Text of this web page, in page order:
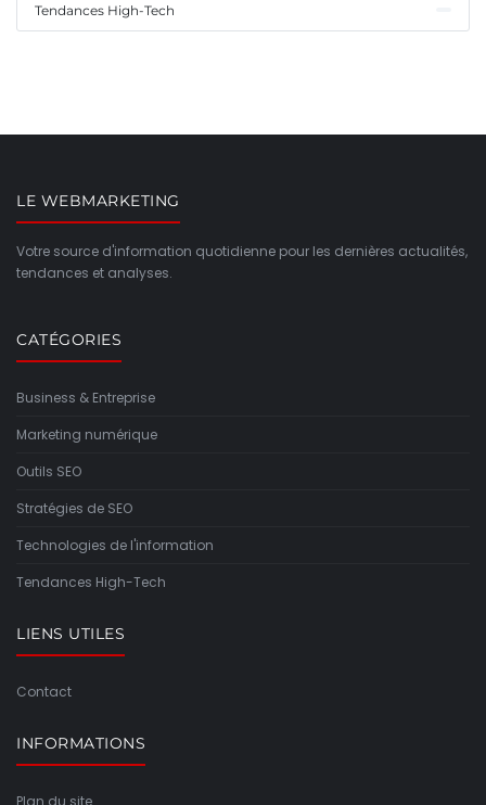
Tendances High-Tech
LE WEBMARKETING
Votre source d'information quotidienne pour les dernières actualités,
tendances et analyses.
CATÉGORIES
Business & Entreprise
Marketing numérique
Outils SEO
Stratégies de SEO
Technologies de l'information
Tendances High-Tech
LIENS UTILES
Contact
INFORMATIONS
Plan du site